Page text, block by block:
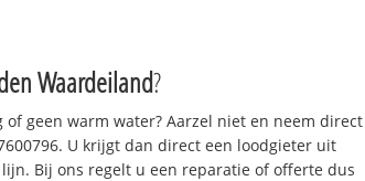
Waardeiland?
of geen warm water? Aarzel niet en neem direct
U krijgt dan direct een loodgieter uit
Bij ons regelt u een reparatie of offerte dus